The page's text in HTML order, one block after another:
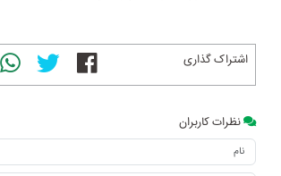
اشتراک گذاری
نظرات کاربران